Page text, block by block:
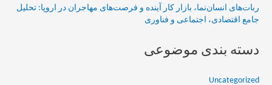
ربات‌های انسان‌نما، بازار کار آینده و فرصت‌های مهاجران در اروپا: تحلیل
جامع اقتصادی، اجتماعی و فناوری
دسته بندی موضوعی
Uncategorized